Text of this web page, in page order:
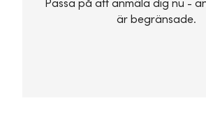
Passa på att anmäla dig nu -
är begränsade.